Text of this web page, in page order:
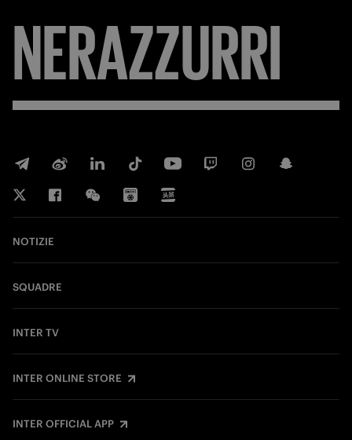
NERAZZURRI
NOTIZIE
SQUADRE
INTER TV
INTER ONLINE STORE
INTER OFFICIAL APP